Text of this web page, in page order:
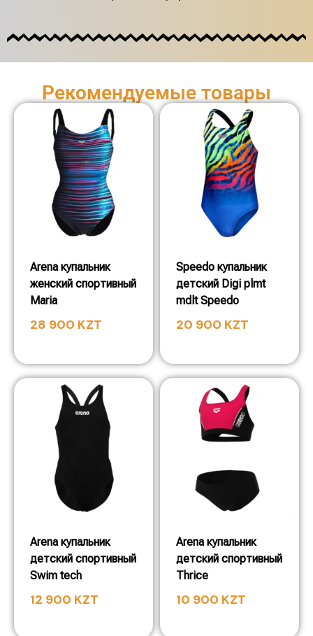
Рекомендуемые товары
Arena купальник
женский спортивный
Maria
28 900 KZT
Speedo купальник
детский Digi plmt
mdlt Speedo
20 900 KZT
Arena купальник
детский спортивный
Swim tech
12 900 KZT
Arena купальник
детский спортивный
Thrice
10 900 KZT